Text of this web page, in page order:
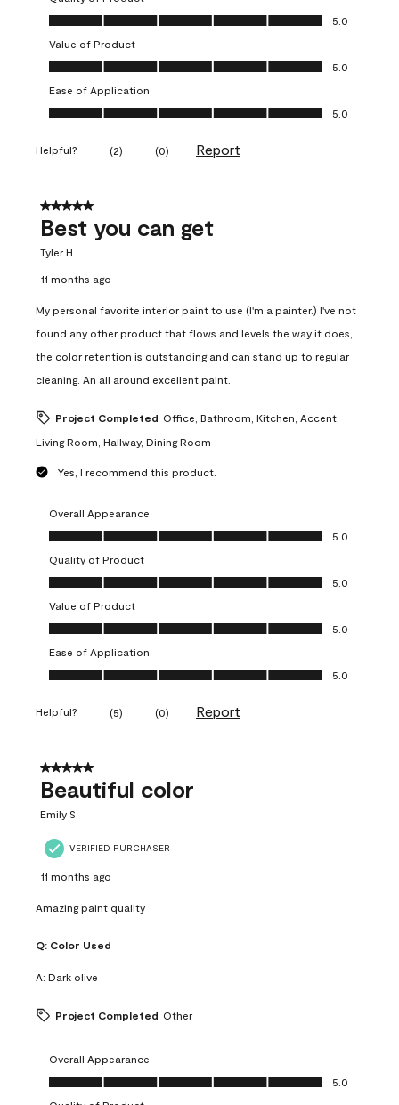
Quality of Product, 5.0 out of 5
5.0
Value of Product
Value of Product, 5.0 out of 5
5.0
Ease of Application
Ease of Application, 5.0 out of 5
5.0
Helpful? (2) (0) Report
5 out of 5 stars.
Best you can get
Tyler H
11 months ago
My personal favorite interior paint to use (I'm a painter.) I've not
found any other product that flows and levels the way it does,
the color retention is outstanding and can stand up to regular
cleaning. An all around excellent paint.
Project Completed Office, Bathroom, Kitchen, Accent,
Living Room, Hallway, Dining Room
Yes, I recommend this product.
Overall Appearance
Overall Appearance, 5.0 out of 5
5.0
Quality of Product
Quality of Product, 5.0 out of 5
5.0
Value of Product
Value of Product, 5.0 out of 5
5.0
Ease of Application
Ease of Application, 5.0 out of 5
5.0
Helpful? (5) (0) Report
5 out of 5 stars.
Beautiful color
Emily S
VERIFIED PURCHASER
11 months ago
Amazing paint quality
Q: Color Used
A: Dark olive
Project Completed Other
Overall Appearance
Overall Appearance, 5.0 out of 5
5.0